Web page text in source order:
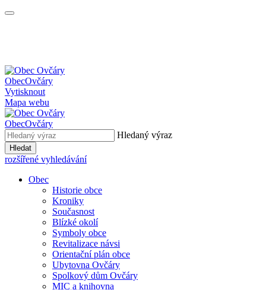
ObecOvčáry
Vytisknout
Mapa webu
ObecOvčáry
Hledaný výraz
Hledat
rozšířené vyhledávání
Obec
Historie obce
Kroniky
Současnost
Blízké okolí
Symboly obce
Revitalizace návsi
Orientační plán obce
Ubytovna Ovčáry
Spolkový dům Ovčáry
MIC a knihovna